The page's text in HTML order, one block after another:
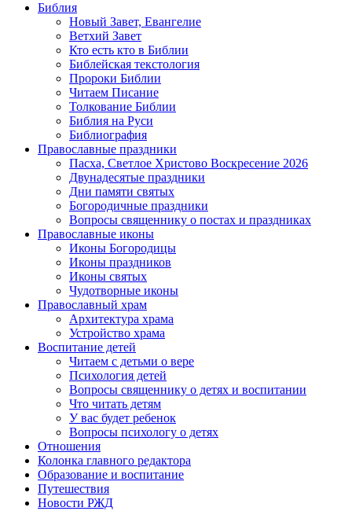
Библия
Новый Завет, Евангелие
Ветхий Завет
Кто есть кто в Библии
Библейская текстология
Пророки Библии
Читаем Писание
Толкование Библии
Библия на Руси
Библиография
Православные праздники
Пасха, Светлое Христово Воскресение 2026
Двунадесятые праздники
Дни памяти святых
Богородичные праздники
Вопросы священнику о постах и праздниках
Православные иконы
Иконы Богородицы
Иконы праздников
Иконы святых
Чудотворные иконы
Православный храм
Архитектура храма
Устройство храма
Воспитание детей
Читаем с детьми о вере
Психология детей
Вопросы священнику о детях и воспитании
Что читать детям
У вас будет ребенок
Вопросы психологу о детях
Отношения
Колонка главного редактора
Образование и воспитание
Путешествия
Новости РЖД